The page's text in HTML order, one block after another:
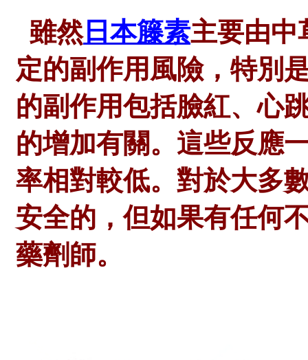
雖然日本籐素主要由中
定的副作用風險，特別
的副作用包括臉紅、心
的增加有關。這些反應
率相對較低。對於大多
安全的，但如果有任何
藥劑師。